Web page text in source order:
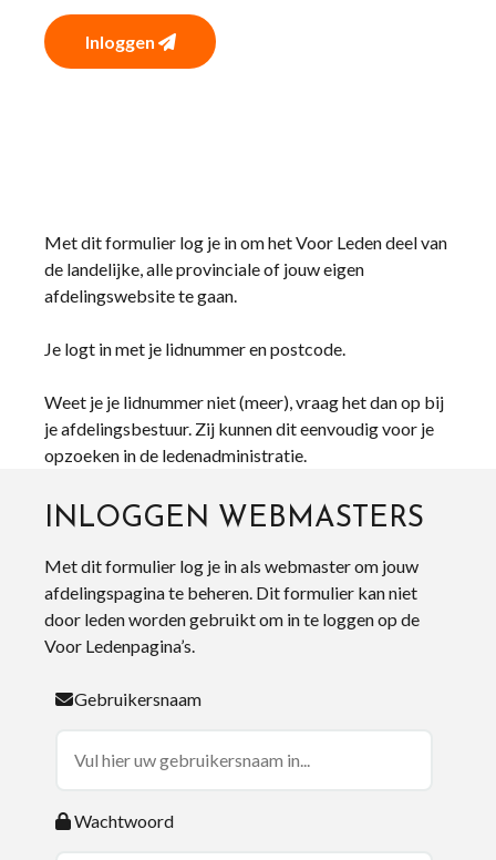
Inloggen
Met dit formulier log je in om het Voor Leden deel van
de landelijke, alle provinciale of jouw eigen
afdelingswebsite te gaan.
Je logt in met je lidnummer en postcode.
Weet je je lidnummer niet (meer), vraag het dan op bij
je afdelingsbestuur. Zij kunnen dit eenvoudig voor je
opzoeken in de ledenadministratie.
INLOGGEN WEBMASTERS
Met dit formulier log je in als webmaster om jouw
afdelingspagina te beheren. Dit formulier kan niet
door leden worden gebruikt om in te loggen op de
Voor Ledenpagina’s.
Gebruikersnaam
Wachtwoord